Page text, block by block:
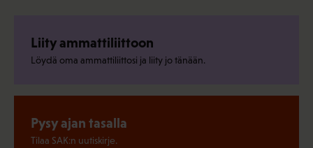
Liity ammattiliittoon
Löydä oma ammattiliittosi ja liity jo tänään.
Pysy ajan tasalla
Tilaa SAK:n uutiskirje.